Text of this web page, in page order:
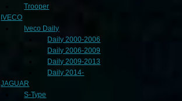
Trooper
IVECO
Iveco Daily
Daily 2000-2006
Daily 2006-2009
Daily 2009-2013
Daily 2014-
JAGUAR
S-Type